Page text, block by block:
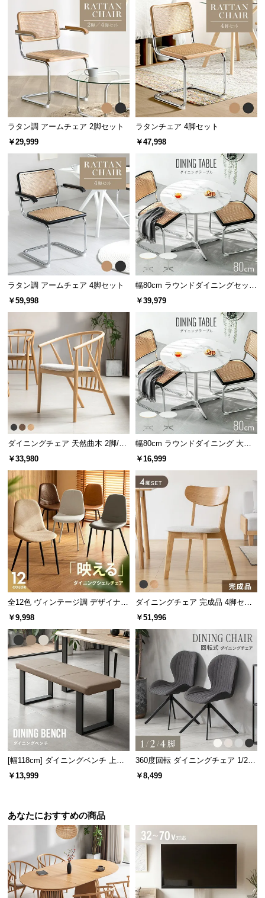
ル
に
つ
い
て
保
証
に
つ
て
会
員
に
つ
い
て
お
客
様
サ
ポ
ト
知
ら
ブ
ロ
企
業
情
報
ラタン調 アームチェア 2脚セット
￥29,999
ラタンチェア 4脚セット
￥47,998
ラタン調 アームチェア 4脚セット
￥59,998
幅80cm ラウンドダイニングセット
大理石調 無地ホワイト 丸テーブル
￥39,979
ダイニングチェア 天然曲木 2脚/4
脚セット
￥33,980
幅80cm ラウンドダイニング 大理
石調 無地ホワイト 丸テーブル 2人
￥16,999
全12色 ヴィンテージ調 デザイナー
ズシェルチェア
￥9,998
ダイニングチェア 完成品 4脚セッ
ト
￥51,996
[幅118cm] ダイニングベンチ 上品
なPVCレザー×スチール脚 耐荷重2
￥13,999
360度回転 ダイニングチェア 1/2/4
脚セット
￥8,499
あなたにおすすめの商品